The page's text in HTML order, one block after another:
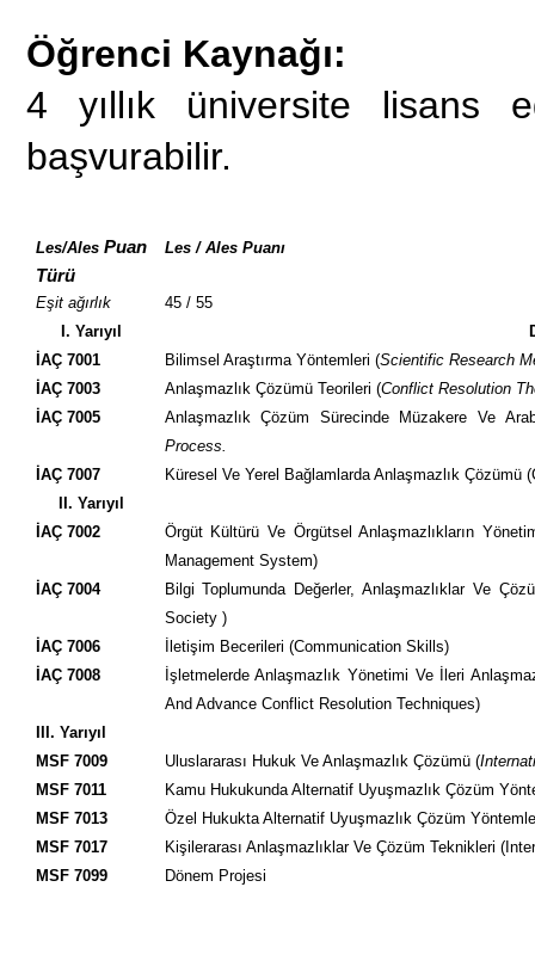
Öğrenci Kaynağı:
4 yıllık üniversite lisans
başvurabilir.
Les/Ales Puan
Türü
Les / Ales Puanı
Eşit ağırlık
45 / 55
I. Yarıyıl
İAÇ 7001
Bilimsel Araştırma Yöntemleri (Scientific Research
İAÇ 7003
Anlaşmazlık Çözümü Teorileri (Conflict Resolution
İAÇ 7005
Anlaşmazlık Çözüm Sürecinde Müzakere Ve
Process.
İAÇ 7007
Küresel Ve Yerel Bağlamlarda Anlaşmazlık
II. Yarıyıl
İAÇ 7002
Örgüt Kültürü Ve Örgütsel Anlaşmazlıkların
Management System)
İAÇ 7004
Bilgi Toplumunda Değerler, Anlaşmazlıklar Ve
Society )
İAÇ 7006
İletişim Becerileri (Communication Skills)
İAÇ 7008
İşletmelerde Anlaşmazlık Yönetimi Ve İleri
And Advance Conflict Resolution Techniques)
III. Yarıyıl
MSF 7009
Uluslararası Hukuk Ve Anlaşmazlık Çözümü (
MSF 7011
Kamu Hukukunda Alternatif Uyuşmazlık Çözüm
MSF 7013
Özel Hukukta Alternatif Uyuşmazlık Çözüm
MSF 7017
Kişilerarası Anlaşmazlıklar Ve Çözüm Teknikleri
MSF 7099
Dönem Projesi